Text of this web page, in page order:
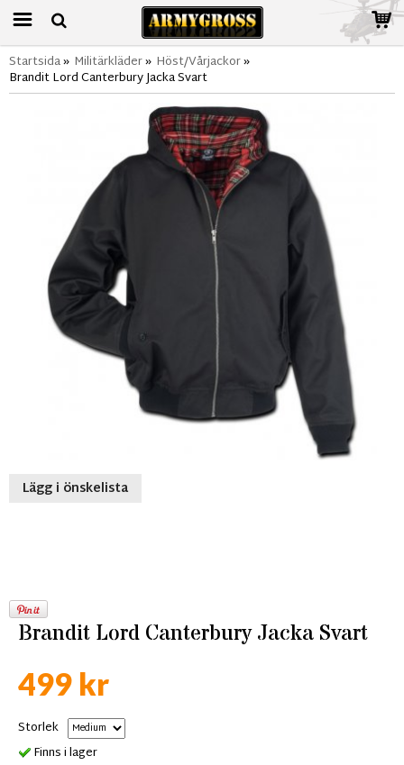
Startsida» Militärkläder» Höst/Vårjackor»
Brandit Lord Canterbury Jacka Svart
Lägg i önskelista
Brandit Lord Canterbury Jacka Svart
499 kr
Storlek
Finns i lager